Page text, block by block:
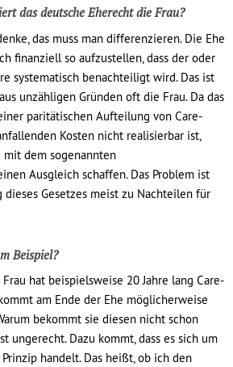
das deutsche Eherecht die Frau?
das muss man differenzieren. Die Ehe
finanziell so aufzustellen, dass der oder
systematisch benachteiligt wird. Das ist
unzähligen Gründen oft die Frau. Da das
paritätischen Aufteilung von Care-
Kosten nicht realisierbar ist,
mit dem sogenannten
Ausgleich schaffen. Das Problem ist
dieses Gesetzes meist zu Nachteilen für
Beispiel?
Frau hat beispielsweise 20 Jahre lang Care-
am Ende der Ehe möglicherweise
bekommt sie diesen nicht schon
ungerecht. Dazu kommt, dass es sich um
handelt. Das heißt, ob ich den